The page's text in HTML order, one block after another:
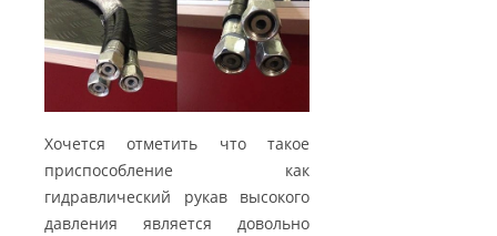
Хочется отметить что такое
приспособление как
гидравлический рукав высокого
давления является довольно